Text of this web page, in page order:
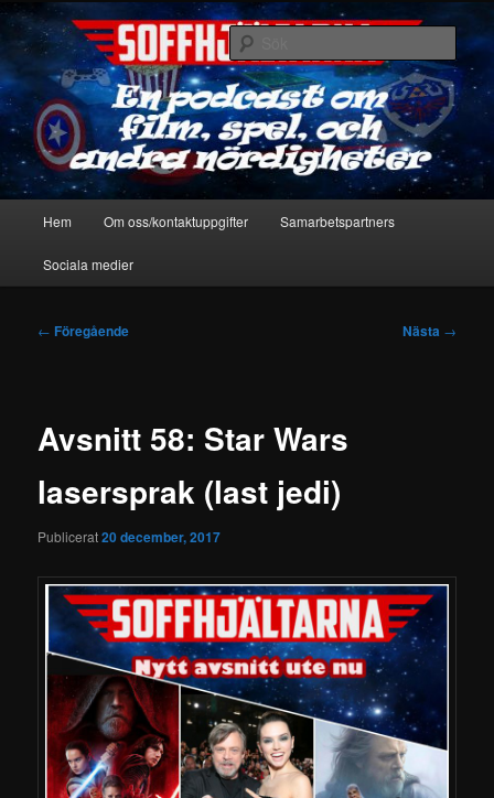
Hoppa
primärt
innehållSoffhjältarna
En podcast om film, spel & andra nördigheter
Sök
Hem Om oss/kontaktuppgifter Samarbetspartners
Sociala medier
Inläggsnavigering
← Föregående Nästa →
Avsnitt 58: Star Wars
lasersprak (last jedi)
Publicerat20 december, 2017